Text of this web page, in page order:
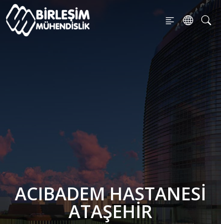
ACIBADEM HASTANESI
ATAŞEHIR